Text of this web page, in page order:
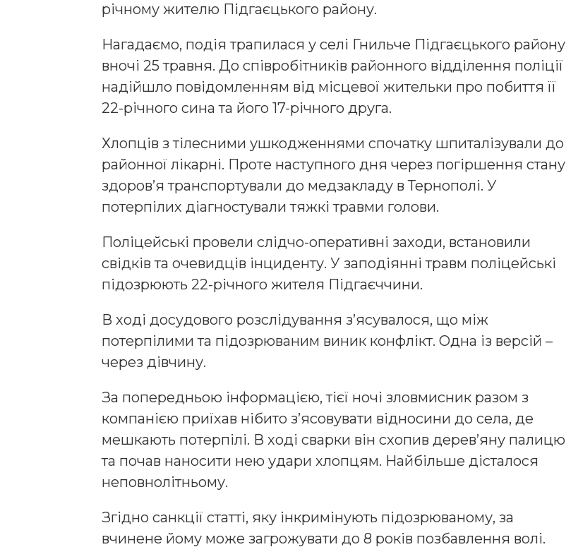
річному жителю Підгаєцького району.
Нагадаємо, подія трапилася у селі Гнильче Підгаєцького району
вночі 25 травня. До співробітників районного відділення поліції
надійшло повідомленням від місцевої жительки про побиття її
22-річного сина та його 17-річного друга.
Хлопців з тілесними ушкодженнями спочатку шпиталізували до
районної лікарні. Проте наступного дня через погіршення стану
здоров’я транспортували до медзакладу в Тернополі. У
потерпілих діагностували тяжкі травми голови.
Поліцейські провели слідчо-оперативні заходи, встановили
свідків та очевидців інциденту. У заподіянні травм поліцейські
підозрюють 22-річного жителя Підгаєччини.
В ході досудового розслідування з’ясувалося, що між
потерпілими та підозрюваним виник конфлікт. Одна із версій –
через дівчину.
За попередньою інформацією, тієї ночі зловмисник разом з
компанією приїхав нібито з’ясовувати відносини до села, де
мешкають потерпілі. В ході сварки він схопив дерев’яну палицю
та почав наносити нею удари хлопцям. Найбільше дісталося
неповнолітньому.
Згідно санкції статті, яку інкримінують підозрюваному, за
вчинене йому може загрожувати до 8 років позбавлення волі.